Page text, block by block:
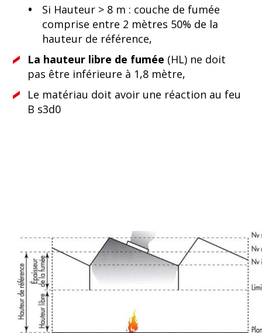
Si Hauteur > 8 m : couche de fumée
comprise entre 2 mètres 50% de la
hauteur de référence,
La hauteur libre de fumée (HL) ne doit
pas être inférieure à 1,8 mètre,
Le matériau doit avoir une réaction au feu
B s3d0